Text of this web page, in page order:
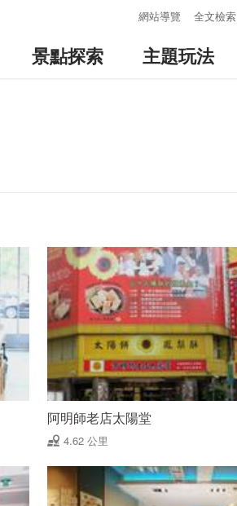
網站導覽 全文檢索
景點探索 主題玩法
阿明師老店太陽堂
4.62 公里